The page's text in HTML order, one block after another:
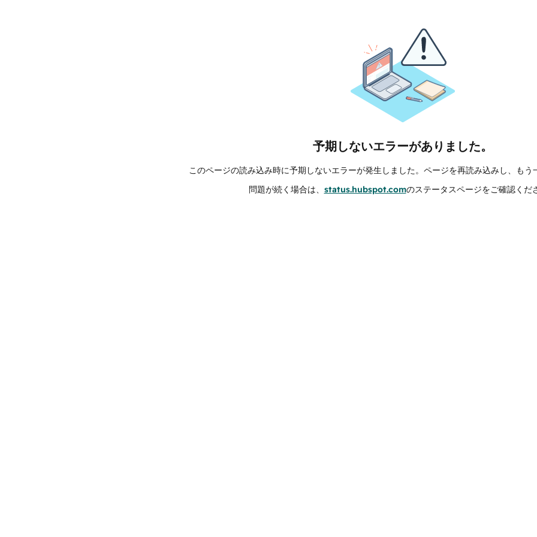
予期しないエラーがありました。
このページの読み込み時に予期しないエラーが発生しました。ページを再読み込みし、もう
問題が続く場合は、 status.hubspot.comのステータスページをご確認くだ